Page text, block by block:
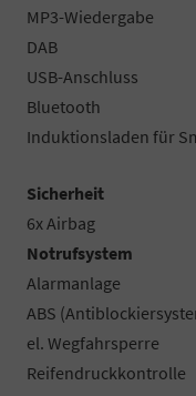
MP3-Wiedergabe
DAB
USB-Anschluss
Bluetooth
Induktionsladen für
Sicherheit
6x Airbag
Notrufsystem
Alarmanlage
ABS
el. Wegfahrsperre
Reifendruckkontrolle